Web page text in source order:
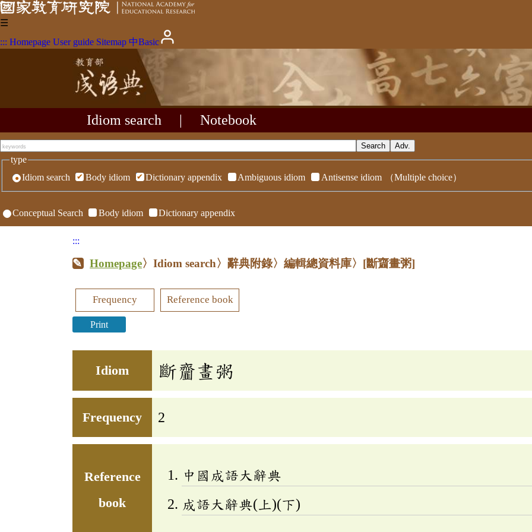
☰
::: Homepage User guide Sitemap 中Basic
Idiom search Notebook
type
Idiom search
Body idiom Dictionary appendix Ambiguous idiom Antisense idiom （Multiple choice）
Conceptual Search Body idiom Dictionary appendix
:::
Homepage〉Idiom search〉辭典附錄〉編輯總資料庫〉 [斷齏畫粥]
Frequency Reference book
Print
Idiom 斷齏畫粥
Frequency 2
Reference
book
中國成語大辭典
成語大辭典(上)(下)